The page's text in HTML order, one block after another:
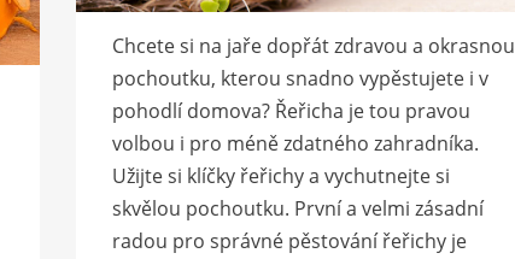
Chcete si na jaře dopřát zdravou a okrasnou
pochoutku, kterou snadno vypěstujete i v
pohodlí domova? Řeřicha je tou pravou
volbou i pro méně zdatného zahradníka.
Užijte si klíčky řeřichy a vychutnejte si
skvělou pochoutku. První a velmi zásadní
radou pro správné pěstování řeřichy je